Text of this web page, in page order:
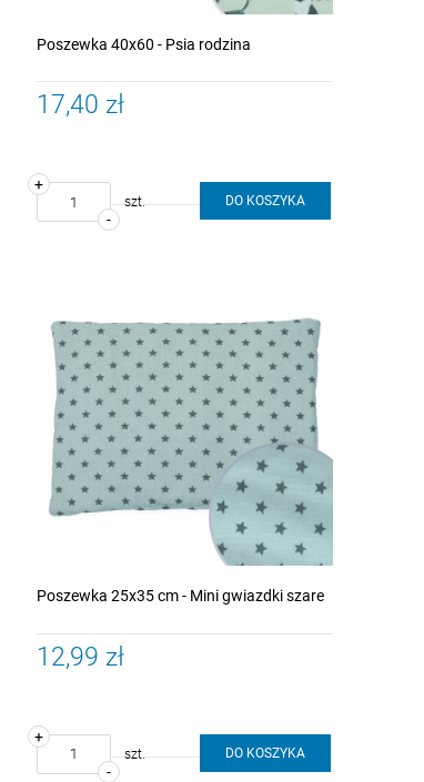
Poszewka 40x60 - Psia rodzina
17,40 zł
-
+
szt. DO KOSZYKA
Poszewka 25x35 cm - Mini gwiazdki szare
12,99 zł
-
+
szt. DO KOSZYKA